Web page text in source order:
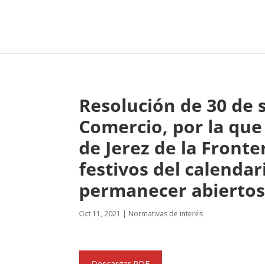
Resolución de 30 de
Comercio, por la
de Jerez de la
festivos del
permanecer
Oct 11, 2021 | Normativas de interés